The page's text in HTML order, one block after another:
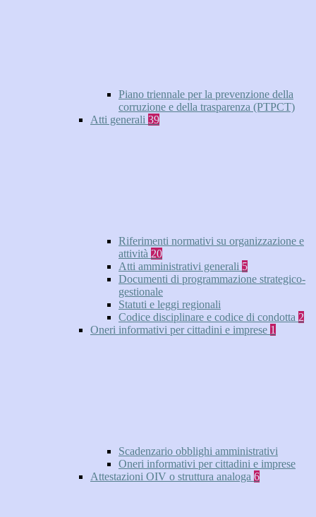
Piano triennale per la prevenzione della
corruzione e della trasparenza (PTPCT)
Atti generali 39
Riferimenti normativi su organizzazione e
attività 20
Atti amministrativi generali 5
Documenti di programmazione strategico-
gestionale
Statuti e leggi regionali
Codice disciplinare e codice di condotta 2
Oneri informativi per cittadini e imprese 1
Scadenzario obblighi amministrativi
Oneri informativi per cittadini e imprese
Attestazioni OIV o struttura analoga 6